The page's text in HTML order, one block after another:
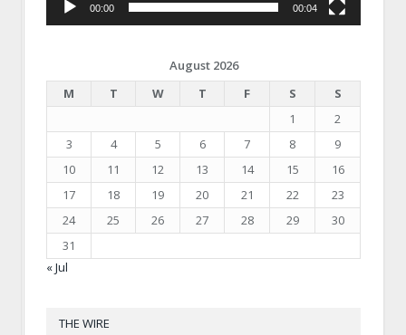
00:00 00:04
August 2026
M
T W T F S
S
1
2
3
4 5 6 7 8
9
10
11 12 13 14 15
16
17
18 19 20 21 22
23
24
25 26 27 28 29
30
31
« Jul
THE WIRE